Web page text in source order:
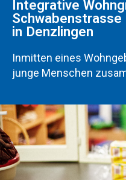
Integrative
Schwabenstrasse
in Denzlingen
Inmitten eines
junge Menschen